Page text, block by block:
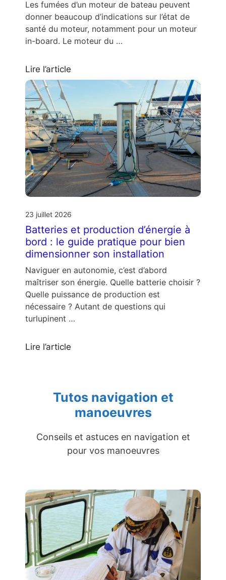
Les fumées d’un moteur de bateau peuvent
donner beaucoup d’indications sur l’état de
santé du moteur, notamment pour un moteur
in-board. Le moteur du …
Lire l’article
23 juillet 2026
Batteries et production d’énergie à
bord : le guide pratique pour bien
dimensionner son installation
Naviguer en autonomie, c’est d’abord
maîtriser son énergie. Quelle batterie choisir ?
Quelle puissance de production est
nécessaire ? Autant de questions qui
turlupinent …
Lire l’article
Tutos navigation et
manoeuvres
Conseils et astuces en navigation et
pour vos manoeuvres